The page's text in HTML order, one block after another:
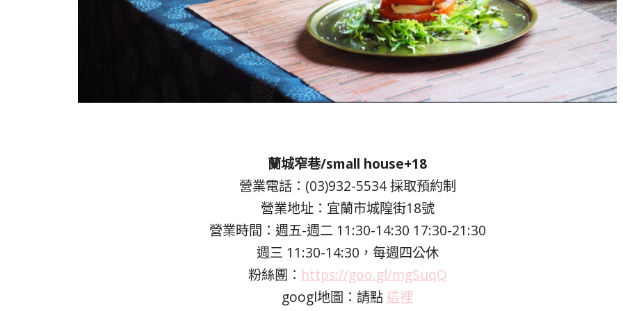
蘭城窄巷/small house+18
營業電話：(03)932-5534 採取預約制
營業地址：宜蘭市城隍街18號
營業時間：週五-週二 11:30-14:30 17:30-21:30
週三 11:30-14:30，每週四公休
粉絲團： https://goo.gl/mgSuqQ
googl地圖：請點 這裡